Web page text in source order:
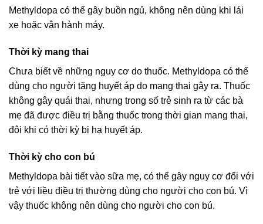
Methyldopa có thể gây buồn ngủ, không nên dùng khi lái
xe hoặc vận hành máy.
Thời kỳ mang thai
Chưa biết về những nguy cơ do thuốc. Methyldopa có thể
dùng cho người tăng huyết áp do mang thai gây ra. Thuốc
không gây quái thai, nhưng trong số trẻ sinh ra từ các bà
mẹ đã được điều trị bằng thuốc trong thời gian mang thai,
đôi khi có thời kỳ bị hạ huyết áp.
Thời kỳ cho con bú
Methyldopa bài tiết vào sữa mẹ, có thể gây nguy cơ đối với
trẻ với liều điều trị thường dùng cho người cho con bú. Vì
vậy thuốc không nên dùng cho người cho con bú.